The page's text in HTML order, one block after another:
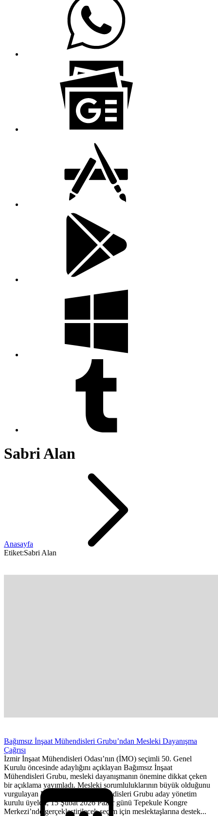
Sabri Alan
Anasayfa
Etiket:Sabri Alan
Bağımsız İnşaat Mühendisleri Grubu’ndan Mesleki Dayanışma
Çağrısı
İzmir İnşaat Mühendisleri Odası’nın (İMO) seçimli 50. Genel
Kurulu öncesinde adaylığını açıklayan Bağımsız İnşaat
Mühendisleri Grubu, mesleki dayanışmanın önemine dikkat çeken
bir açıklama yayımladı. Mesleki sorumluluklarının büyük olduğunu
vurgulayan Bağımsız İnşaat Mühendisleri Grubu aday yönetim
kurulu üyeleri, 15 Şubat 2026 Pazar günü Tepekule Kongre
Merkezi’nde gerçekleştirilecek seçim için meslektaşlarına destek...